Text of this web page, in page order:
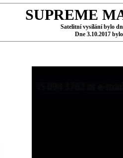
SUPREME
Satelitní vysílání bylo
Dne 3.10.2017